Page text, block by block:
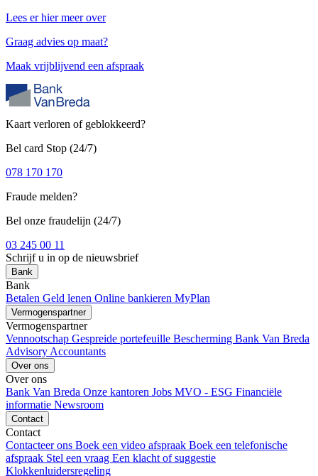
Lees er hier meer over
Graag advies op maat?
Maak vrijblijvend een afspraak
Kaart verloren of geblokkeerd?
Bel card Stop (24/7)
078 170 170
Fraude melden?
Bel onze fraudelijn (24/7)
03 245 00 11
Schrijf u in op de nieuwsbrief
Bank
Bank
Betalen Geld lenen Online bankieren MyPlan
Vermogenspartner
Vermogenspartner
Vennootschap Gespreide portefeuille Bescherming Bank Van Breda
Advisory Accountants
Over ons
Over ons
Bank Van Breda Onze kantoren Jobs MVO - ESG Financiële
informatie Newsroom
Contact
Contact
Contacteer ons Boek een video afspraak Boek een telefonische
afspraak Stel een vraag Een klacht of suggestie
Klokkenluidersregeling